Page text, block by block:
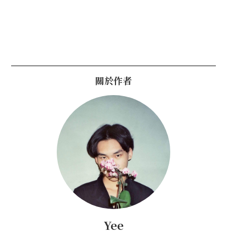
關於作者
Yee